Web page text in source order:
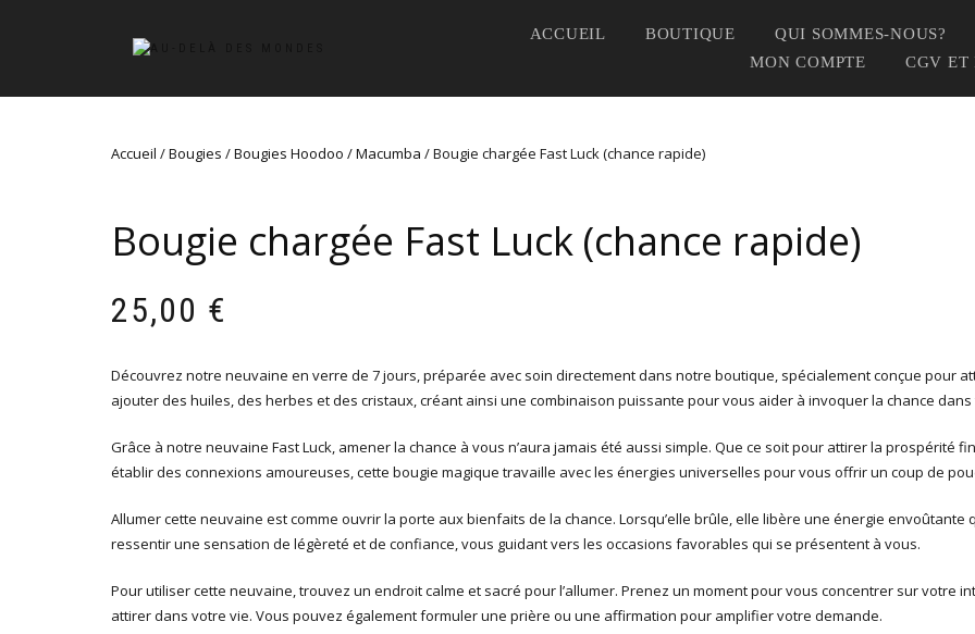
ACCUEIL BOUTIQUE
QUI SOMMES-NOUS?
MON COMPTE
CGV ET
Accueil /Bougies /Bougies Hoodoo / Macumba / Bougie chargée Fast Luck (chance rapide)
Bougie chargée Fast Luck (chance rapide)
25,00 €
Découvrez notre neuvaine en verre de 7 jours, préparée avec soin directement dans notre boutique, spécialement conçue pour
ajouter des huiles, des herbes et des cristaux, créant ainsi une combinaison puissante pour vous aider à invoquer la chance
Grâce à notre neuvaine Fast Luck, amener la chance à vous n’aura jamais été aussi simple. Que ce soit pour attirer la
établir des connexions amoureuses, cette bougie magique travaille avec les énergies universelles pour vous offrir un coup de
Allumer cette neuvaine est comme ouvrir la porte aux bienfaits de la chance. Lorsqu’elle brûle, elle libère une énergie
ressentir une sensation de légèreté et de confiance, vous guidant vers les occasions favorables qui se présentent à vous.
Pour utiliser cette neuvaine, trouvez un endroit calme et sacré pour l’allumer. Prenez un moment pour vous concentrer sur votre
attirer dans votre vie. Vous pouvez également formuler une prière ou une affirmation pour amplifier votre demande.